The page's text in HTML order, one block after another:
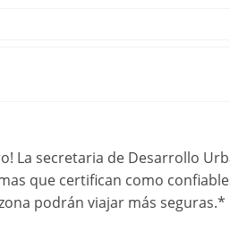
La secretaria de Desarrollo
que certifican como
podrán viajar más seguras.*